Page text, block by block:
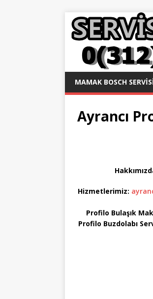
MAMAK BOSCH
Ayrancı
Hizmetlerimiz:
Profilo Bulaşık
Profilo Buzdolabı